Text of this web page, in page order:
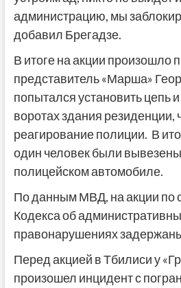
администрацию, мы
добавил Брегадзе.
В итоге на акции произошло
представитель «Марша»
попытался установить цепь
воротах здания резиденции,
реагирование полиции. В
один человек были
полицейском автомобиле.
По данным МВД, на акции по
Кодекса об
правонарушениях
Перед акцией в Тбилиси у
произошел инцидент с